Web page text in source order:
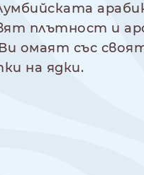
плътност и
омаят със
на ядки.